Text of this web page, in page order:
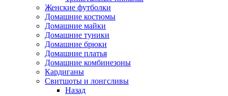
Женские футболки
Домашние костюмы
Домашние майки
Домашние туники
Домашние брюки
Домашние платья
Домашние комбинезоны
Кардиганы
Свитшоты и лонгсливы
Назад